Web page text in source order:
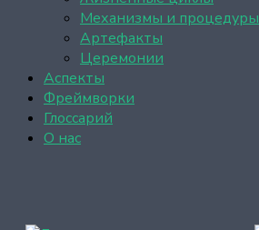
Механизмы и процедуры
Артефакты
Церемонии
Аспекты
Фреймворки
Глоссарий
О нас